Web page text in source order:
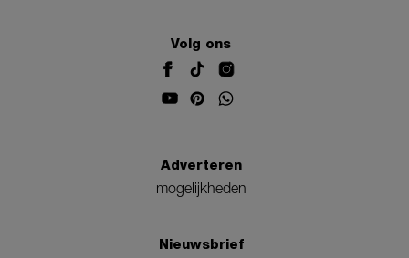
Volg ons
Adverteren
mogelijkheden
Nieuwsbrief